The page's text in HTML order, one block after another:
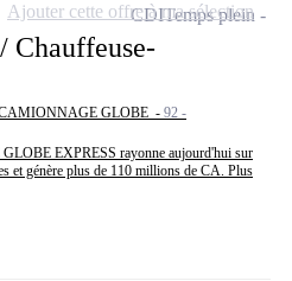
Chauffeuse-
GLOBE - 92 -
GLOBE EXPRESS rayonne aujourd'hui sur
et génère plus de 110 millions de CA. Plus
CDITemps plein
Ajouter cette offre à ma sélection